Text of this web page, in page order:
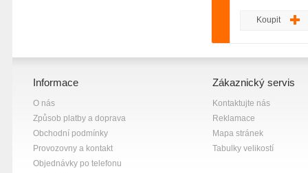
Koupit
Informace
O nás
Způsob platby a doprava
Obchodní podmínky
Provozovny a kontakt
Objednávky po telefonu
Zákaznický servis
Kontaktujte nás
Reklamace
Mapa stránek
Tabulky velikostí